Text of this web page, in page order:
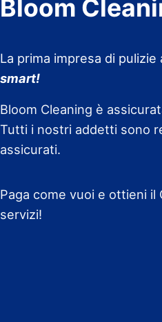
Bloom
La prima impresa di pulizie
smart!
Bloom Cleaning è
Tutti i nostri addetti sono
assicurati.
Paga come vuoi e ottieni il
servizi!